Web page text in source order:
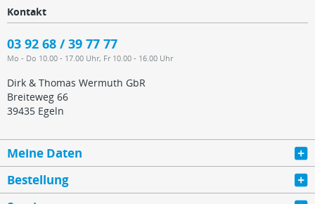
Kontakt
03 92 68 / 39 77 77
Mo - Do 10.00 - 17.00 Uhr, Fr 10.00 - 16.00 Uhr
Dirk & Thomas Wermuth GbR
Breiteweg 66
39435 Egeln
Meine Daten
Bestellung